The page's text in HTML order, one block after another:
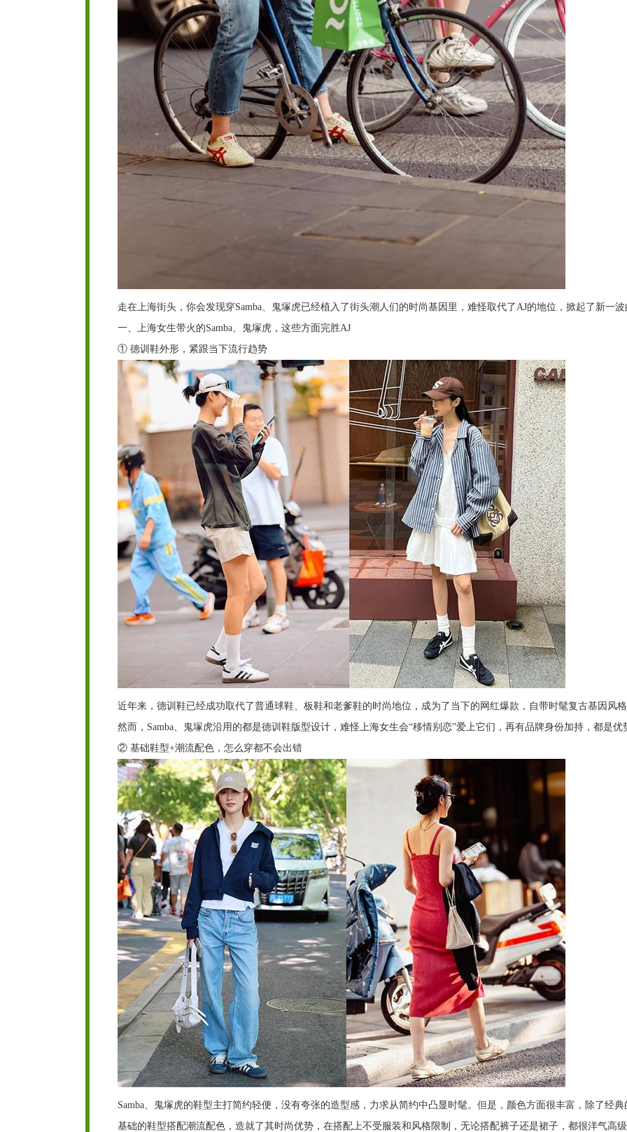
走在上海街头，你会发现穿Samba、鬼塚虎已经植入了街头潮人们的时尚基因里，难怪取代了AJ的地位，掀起了新一
一、上海女生带火的Samba、鬼塚虎，这些方面完胜AJ
① 德训鞋外形，紧跟当下流行趋势
近年来，德训鞋已经成功取代了普通球鞋、板鞋和老爹鞋的时尚地位，成为了当下的网红爆款，自带时髦复古基因风
然而，Samba、鬼塚虎沿用的都是德训鞋版型设计，难怪上海女生会“移情别恋”爱上它们，再有品牌身份加持，都是优
② 基础鞋型+潮流配色，怎么穿都不会出错
Samba、鬼塚虎的鞋型主打简约轻便，没有夸张的造型感，力求从简约中凸显时髦。但是，颜色方面很丰富，除了经
基础的鞋型搭配潮流配色，造就了其时尚优势，在搭配上不受服装和风格限制，无论搭配裤子还是裙子，都很洋气高